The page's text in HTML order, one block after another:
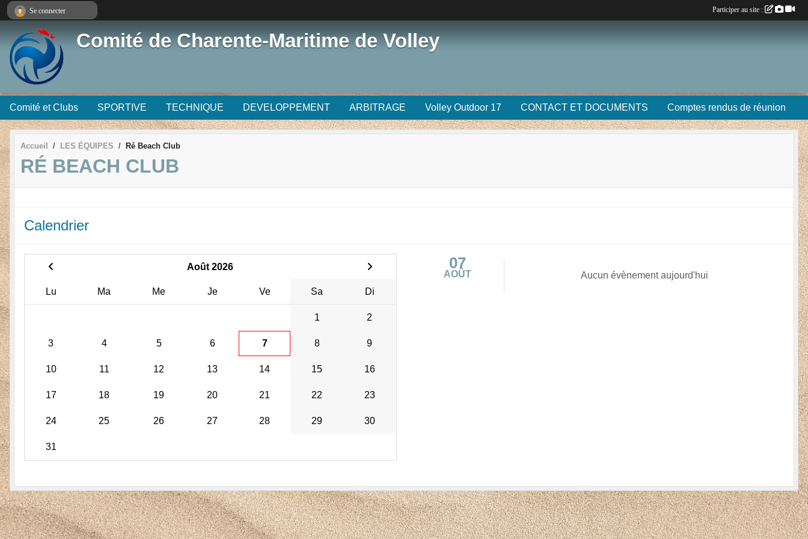
Comité de Charente-Maritime de Volley
Comité et Clubs SPORTIVE TECHNIQUE DEVELOPPEMENT ARBITRAGE Volley Outdoor 17 CONTACT ET DOCUMENTS Comptes rendus de réunion
Accueil LES ÉQUIPES Ré Beach Club
RÉ BEACH CLUB
Calendrier
Août 2026
Lu Ma Me Je Ve Sa Di
1 2
3 4 5 6 7 8 9
10 11 12 13 14 15 16
17 18 19 20 21 22 23
24 25 26 27 28 29 30
31
07
AOÛT Aucun évènement aujourd'hui
Se connecter Participer au site :
Panneau de gestion des cookies